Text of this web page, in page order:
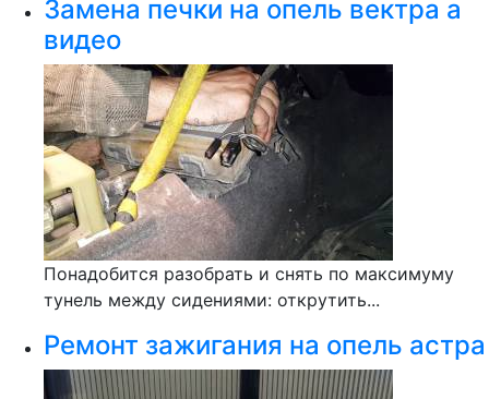
Замена печки на опель вектра а
видео
Понадобится разобрать и снять по максимуму
тунель между сидениями: открутить...
Ремонт зажигания на опель астра